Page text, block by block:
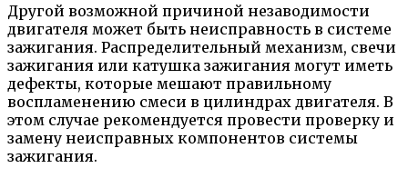
Другой возможной причиной незаводимости
двигателя может быть неисправность в системе
зажигания. Распределительный механизм, свечи
зажигания или катушка зажигания могут иметь
дефекты, которые мешают правильному
воспламенению смеси в цилиндрах двигателя. В
этом случае рекомендуется провести проверку и
замену неисправных компонентов системы
зажигания.